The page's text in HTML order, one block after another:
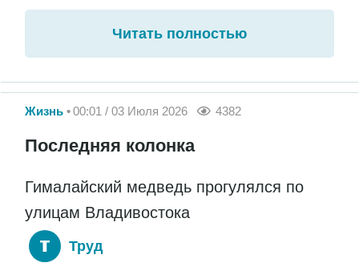
Читать полностью
Жизнь 00:01 / 03 Июля 2026 4382
Последняя колонка
Гималайский медведь прогулялся по
улицам Владивостока
Труд